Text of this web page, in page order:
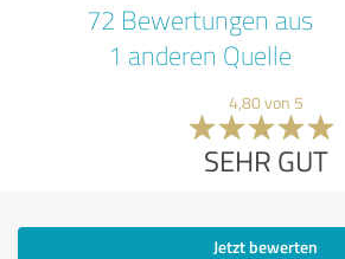
72 Bewertungen aus
1 anderen Quelle
4,80 von 5
SEHR GUT
Jetzt bewerten